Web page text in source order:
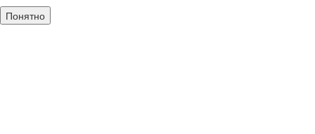
Понятно